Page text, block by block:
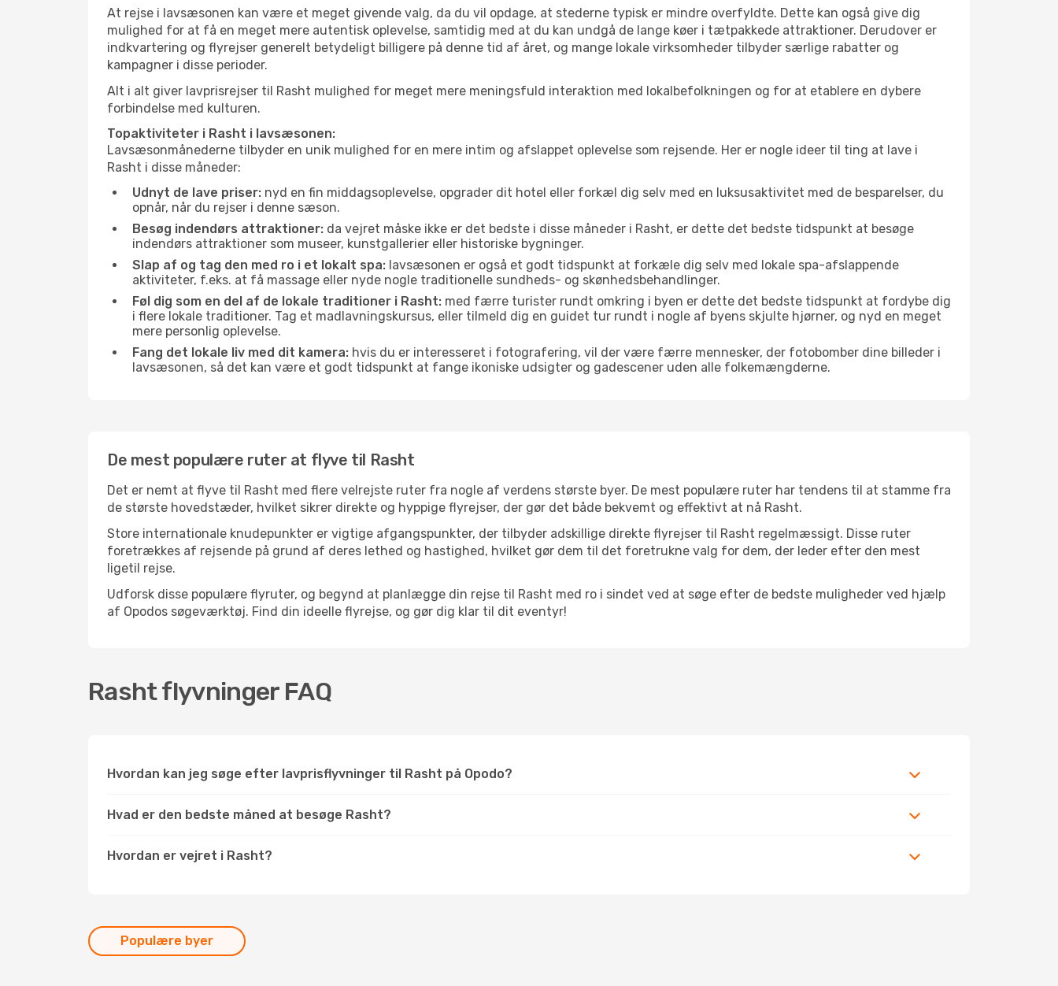
At rejse i lavsæsonen kan være et meget givende valg, da du vil opdage, at stederne typisk er mindre overfyldte. Dette kan også give dig
mulighed for at få en meget mere autentisk oplevelse, samtidig med at du kan undgå de lange køer i tætpakkede attraktioner. Derudover er
indkvartering og flyrejser generelt betydeligt billigere på denne tid af året, og mange lokale virksomheder tilbyder særlige rabatter og
kampagner i disse perioder.
Alt i alt giver lavprisrejser til Rasht mulighed for meget mere meningsfuld interaktion med lokalbefolkningen og for at etablere en dybere
forbindelse med kulturen.
Topaktiviteter i Rasht i lavsæsonen:
Lavsæsonmånederne tilbyder en unik mulighed for en mere intim og afslappet oplevelse som rejsende. Her er nogle ideer til ting at lave i
Rasht i disse måneder:
Udnyt de lave priser: nyd en fin middagsoplevelse, opgrader dit hotel eller forkæl dig selv med en luksusaktivitet med de besparelser, du
opnår, når du rejser i denne sæson.
Besøg indendørs attraktioner: da vejret måske ikke er det bedste i disse måneder i Rasht, er dette det bedste tidspunkt at besøge
indendørs attraktioner som museer, kunstgallerier eller historiske bygninger.
Slap af og tag den med ro i et lokalt spa: lavsæsonen er også et godt tidspunkt at forkæle dig selv med lokale spa-afslappende
aktiviteter, f.eks. at få massage eller nyde nogle traditionelle sundheds- og skønhedsbehandlinger.
Føl dig som en del af de lokale traditioner i Rasht: med færre turister rundt omkring i byen er dette det bedste tidspunkt at fordybe dig
i flere lokale traditioner. Tag et madlavningskursus, eller tilmeld dig en guidet tur rundt i nogle af byens skjulte hjørner, og nyd en meget
mere personlig oplevelse.
Fang det lokale liv med dit kamera: hvis du er interesseret i fotografering, vil der være færre mennesker, der fotobomber dine billeder i
lavsæsonen, så det kan være et godt tidspunkt at fange ikoniske udsigter og gadescener uden alle folkemængderne.
De mest populære ruter at flyve til Rasht
Det er nemt at flyve til Rasht med flere velrejste ruter fra nogle af verdens største byer. De mest populære ruter har tendens til at stamme fra
de største hovedstæder, hvilket sikrer direkte og hyppige flyrejser, der gør det både bekvemt og effektivt at nå Rasht.
Store internationale knudepunkter er vigtige afgangspunkter, der tilbyder adskillige direkte flyrejser til Rasht regelmæssigt. Disse ruter
foretrækkes af rejsende på grund af deres lethed og hastighed, hvilket gør dem til det foretrukne valg for dem, der leder efter den mest
ligetil rejse.
Udforsk disse populære flyruter, og begynd at planlægge din rejse til Rasht med ro i sindet ved at søge efter de bedste muligheder ved hjælp
af Opodos søgeværktøj. Find din ideelle flyrejse, og gør dig klar til dit eventyr!
Rasht flyvninger FAQ
Hvordan kan jeg søge efter lavprisflyvninger til Rasht på Opodo?
Hvad er den bedste måned at besøge Rasht?
Hvordan er vejret i Rasht?
Populære byer